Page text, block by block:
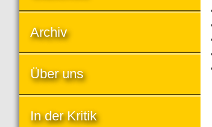
Archiv
Über uns
In der Kritik